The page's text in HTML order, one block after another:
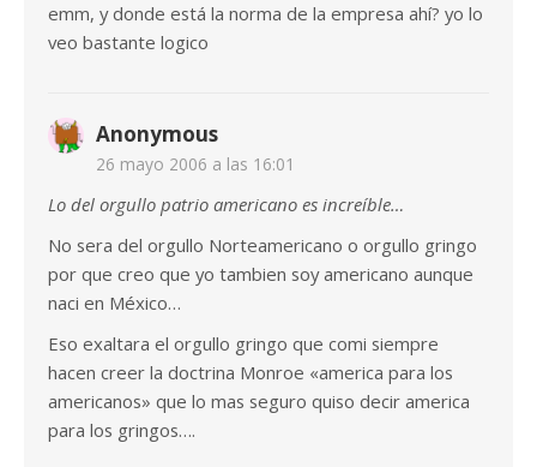
emm, y donde está la norma de la empresa ahí? yo lo
veo bastante logico
Anonymous
26 mayo 2006 a las 16:01
Lo del orgullo patrio americano es increíble…
No sera del orgullo Norteamericano o orgullo gringo
por que creo que yo tambien soy americano aunque
naci en México…
Eso exaltara el orgullo gringo que comi siempre
hacen creer la doctrina Monroe «america para los
americanos» que lo mas seguro quiso decir america
para los gringos….